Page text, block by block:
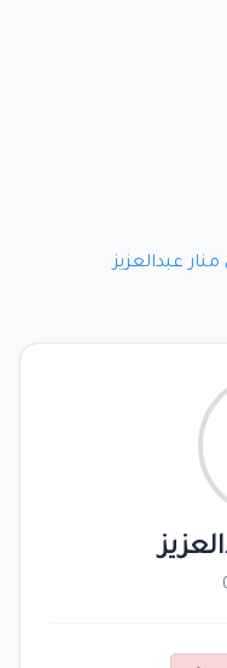
عبدالعزيز